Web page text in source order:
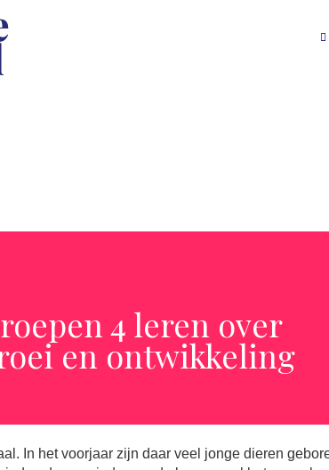
4 leren over
en ontwikkeling